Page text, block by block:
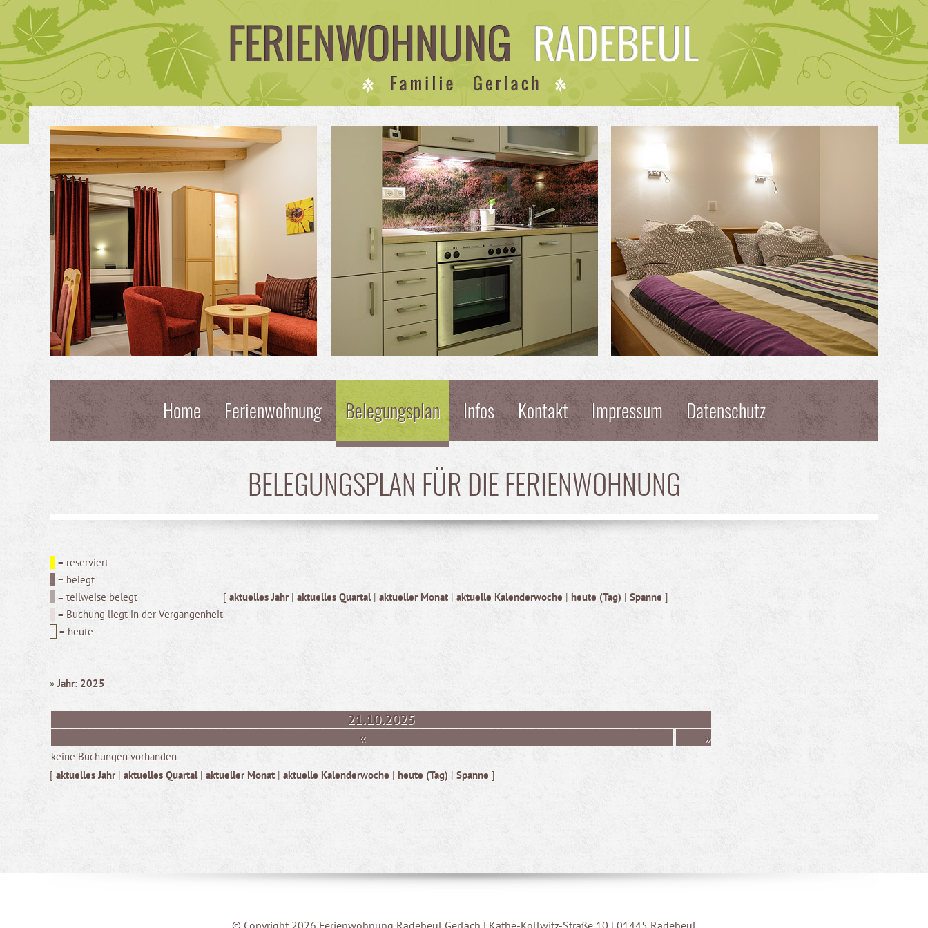
Home Ferienwohnung Belegungsplan Infos Kontakt Impressum Datenschutz
BELEGUNGSPLAN FÜR DIE FERIENWOHNUNG
= reserviert
= belegt
= teilweise belegt
= Buchung liegt in der Vergangenheit
= heute
[ aktuelles Jahr| aktuelles Quartal| aktueller Monat | aktuelle Kalenderwoche | heute (Tag) | Spanne ]
»Jahr: 2025
21.10.2025
«
»
keine Buchungen vorhanden
[ aktuelles Jahr| aktuelles Quartal| aktueller Monat | aktuelle Kalenderwoche | heute (Tag) | Spanne ]
© Copyright 2026 Ferienwohnung Radebeul Gerlach | Käthe-Kollwitz-Straße 10 | 01445 Radebeul